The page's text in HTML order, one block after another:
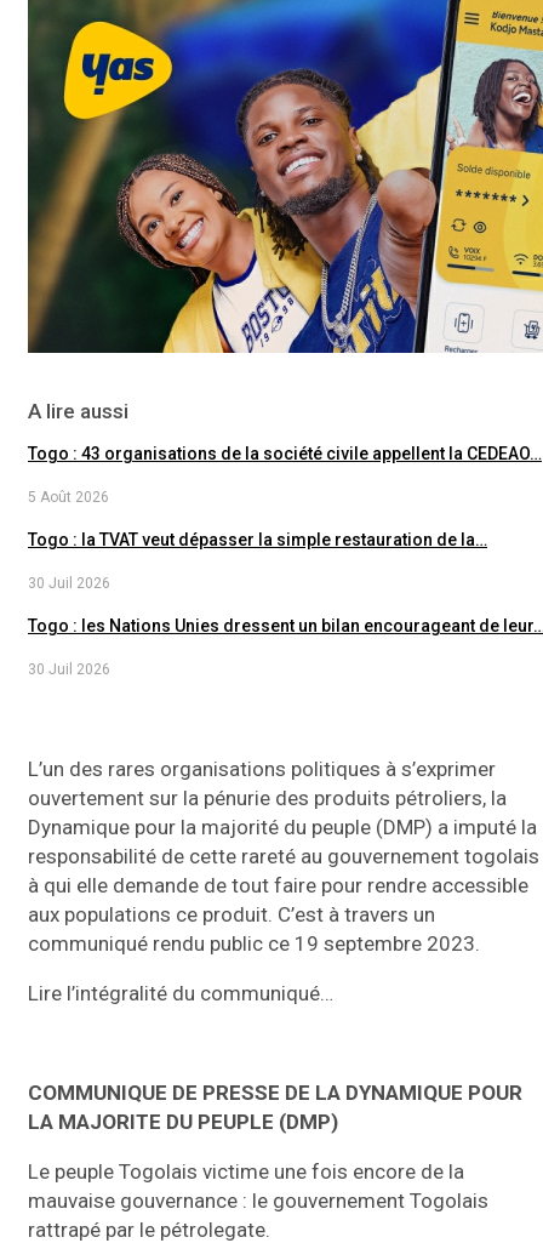
A lire aussi
Togo : 43 organisations de la société civile appellent la CEDEAO…
5 Août 2026
Togo : la TVAT veut dépasser la simple restauration de la…
30 Juil 2026
Togo : les Nations Unies dressent un bilan encourageant de
30 Juil 2026
L’un des rares organisations politiques à s’exprimer
ouvertement sur la pénurie des produits pétroliers, la
Dynamique pour la majorité du peuple (DMP) a imputé la
responsabilité de cette rareté au gouvernement togolais
à qui elle demande de tout faire pour rendre accessible
aux populations ce produit. C’est à travers un
communiqué rendu public ce 19 septembre 2023.
Lire l’intégralité du communiqué…
COMMUNIQUE DE PRESSE DE LA DYNAMIQUE POUR
LA MAJORITE DU PEUPLE (DMP)
Le peuple Togolais victime une fois encore de la
mauvaise gouvernance : le gouvernement Togolais
rattrapé par le pétrolegate.